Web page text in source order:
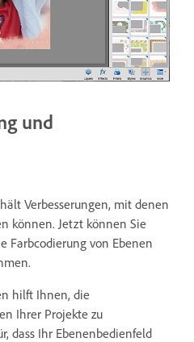
und
Verbesserungen, mit denen
können. Jetzt können Sie
Farbcodierung von Ebenen
hilft Ihnen, die
Ihrer Projekte zu
dass Ihr Ebenenbedienfeld